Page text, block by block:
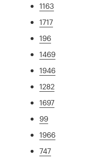
1163
1717
196
1469
1946
1282
1697
99
1966
747